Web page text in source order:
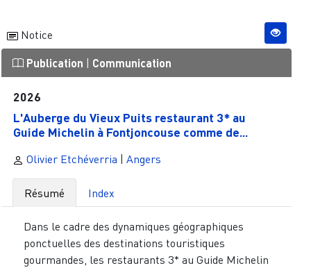
Notice
Publication Communication
2026
L'Auberge du Vieux Puits restaurant 3* au
Guide Michelin à Fontjoncouse comme de...
Olivier Etchéverria Angers
Résumé Index
Dans le cadre des dynamiques géographiques
ponctuelles des destinations touristiques
gourmandes, les restaurants 3* au Guide Michelin